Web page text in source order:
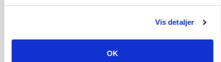
Vis detaljer
OK